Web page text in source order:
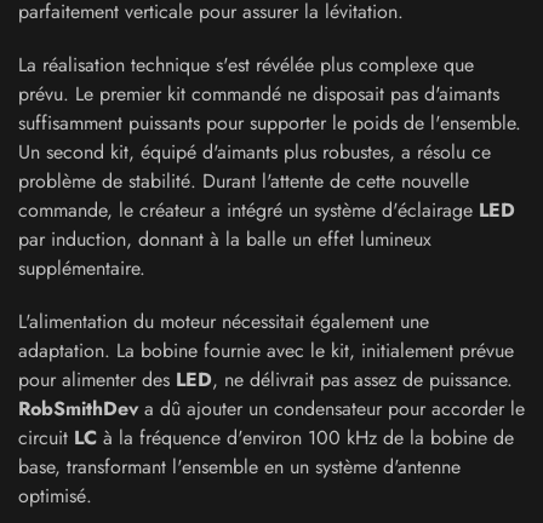
parfaitement verticale pour assurer la lévitation.
La réalisation technique s'est révélée plus complexe que
prévu. Le premier kit commandé ne disposait pas d'aimants
suffisamment puissants pour supporter le poids de l'ensemble.
Un second kit, équipé d'aimants plus robustes, a résolu ce
problème de stabilité. Durant l'attente de cette nouvelle
commande, le créateur a intégré un système d'éclairage LED
par induction, donnant à la balle un effet lumineux
supplémentaire.
L'alimentation du moteur nécessitait également une
adaptation. La bobine fournie avec le kit, initialement prévue
pour alimenter des LED, ne délivrait pas assez de puissance.
RobSmithDev a dû ajouter un condensateur pour accorder le
circuit LC à la fréquence d'environ 100 kHz de la bobine de
base, transformant l'ensemble en un système d'antenne
optimisé.